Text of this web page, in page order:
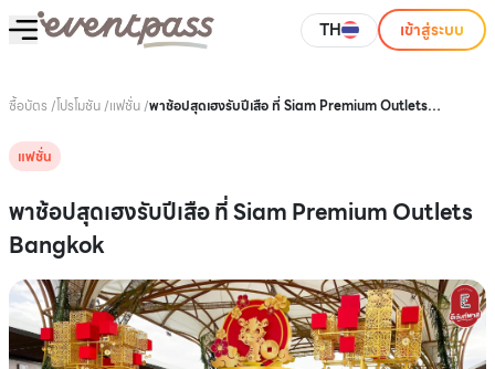
TH เข้าสู่ระบบ
ซื้อบัตร /โปรโมชัน/แฟชั่น/พาช้อปสุดเฮงรับปีเสือ ที่ Siam Premium Outlets
แฟชั่น
พาช้อปสุดเฮงรับปีเสือ ที่ Siam Premium Outlets
Bangkok